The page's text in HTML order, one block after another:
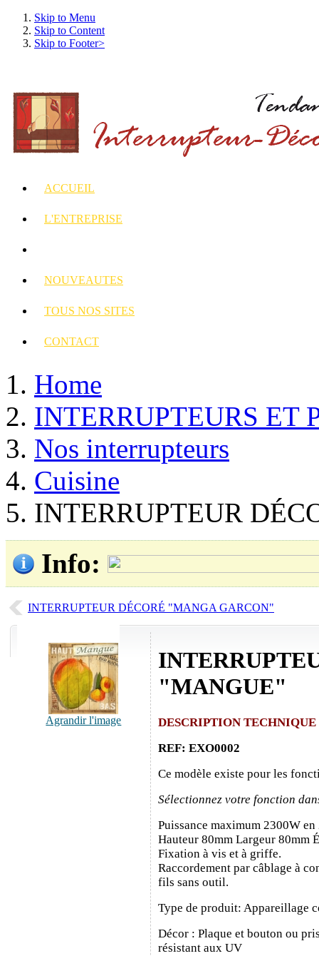
Skip to Menu
Skip to Content
Skip to Footer>
ACCUEIL
L'ENTREPRISE
NOUVEAUTES
TOUS NOS SITES
CONTACT
Home
INTERRUPTEURS ET
Nos interrupteurs
Cuisine
INTERRUPTEUR
Info:
INTERRUPTEUR DÉCORÉ "MANGA GARCON"
Agrandir l'image
"MANGUE"
DESCRIPTION TECHNIQUE
REF: EXO0002
Ce modèle existe pour les
Sélectionnez votre fonction
Puissance maximum 2300W
Hauteur 80mm Largeur 80mm
Fixation à vis et à griffe.
Raccordement par câblage à
fils sans outil.
Type de produit: Appareillage
Décor : Plaque et bouton ou
résistant aux UV